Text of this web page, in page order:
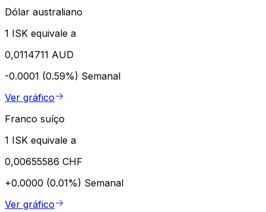
Dólar australiano
1 ISK equivale a
0,0114711 AUD
-0.0001 (0.59%) Semanal
Ver gráfico
Franco suíço
1 ISK equivale a
0,00655586 CHF
+0.0000 (0.01%) Semanal
Ver gráfico